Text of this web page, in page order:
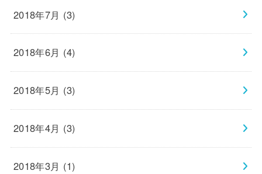
2018年7月 (3)
2018年6月 (4)
2018年5月 (3)
2018年4月 (3)
2018年3月 (1)